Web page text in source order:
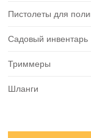
Пистолеты для
Садовый инвентарь
Триммеры
Шланги